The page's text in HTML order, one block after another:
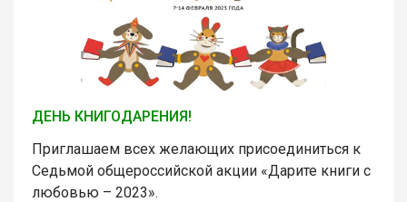
ДЕНЬ КНИГОДАРЕНИЯ!
Приглашаем всех желающих присоединиться к
Седьмой общероссийской акции «Дарите книги с
любовью – 2023».